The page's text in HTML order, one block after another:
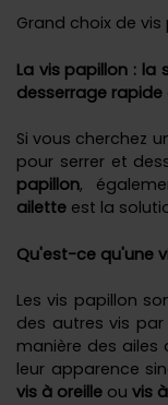
Grand choix de vis
La vis papillon : la
desserrage
Si vous cherchez
pour serrer et
papillon,
ailette est la
Qu'est-ce qu'une
Les vis papillon
des autres vis
manière des ailes
leur apparence
vis à oreille ou vis